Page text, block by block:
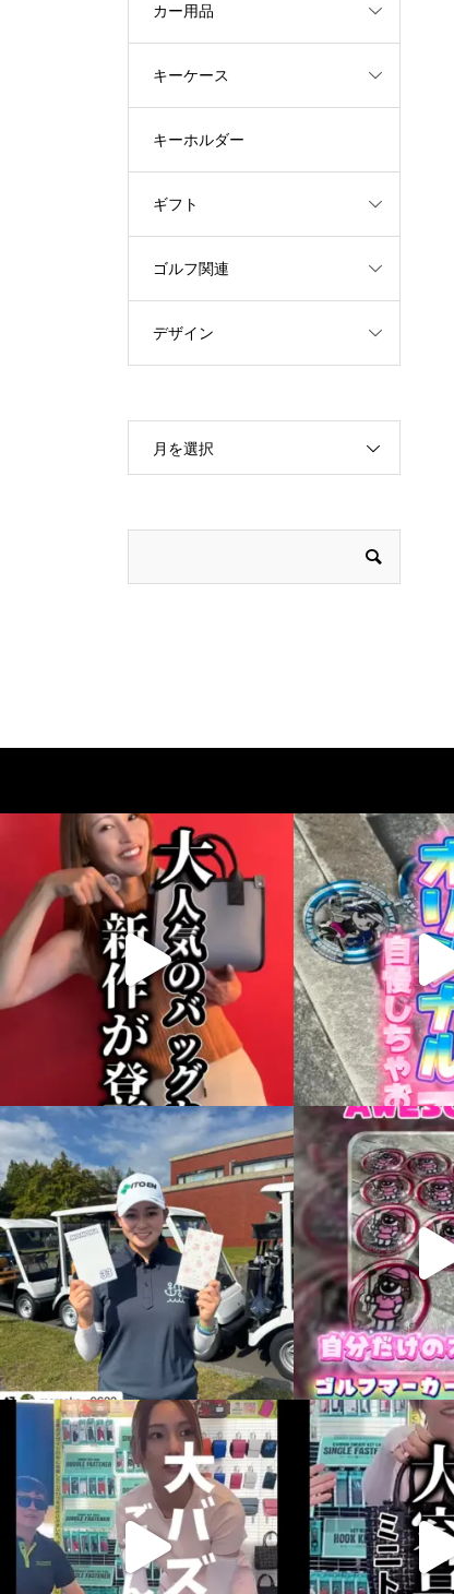
カー用品
キーケース
キーホルダー
ギフト
ゴルフ関連
デザイン
月を選択